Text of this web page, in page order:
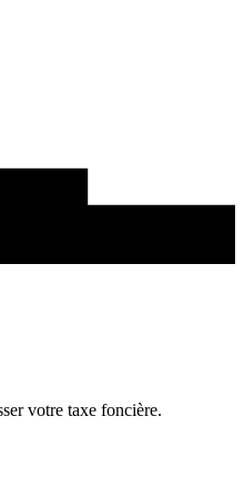
votre taxe foncière.